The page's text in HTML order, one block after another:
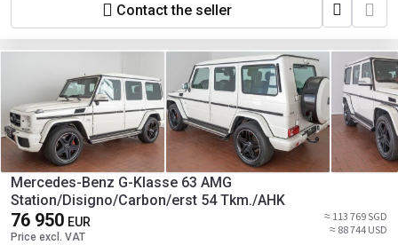
Contact the seller
Mercedes-Benz G-Klasse 63 AMG
Station/Disigno/Carbon/erst 54 Tkm./AHK
76 950 EUR
Price excl. VAT
≈ 113 769 SGD
≈ 88 744 USD